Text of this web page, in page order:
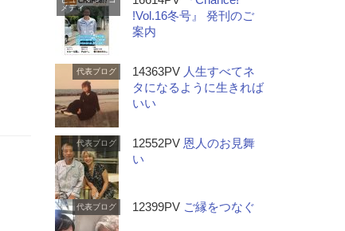
メディ
!Vol.16冬号』 発刊のご
案内
代表ブログ 14363PV 人生すべてネ
タになるように生きれば
いい
代表ブログ 12552PV 恩人のお見舞
い
代表ブログ 12399PV ご縁をつなぐ